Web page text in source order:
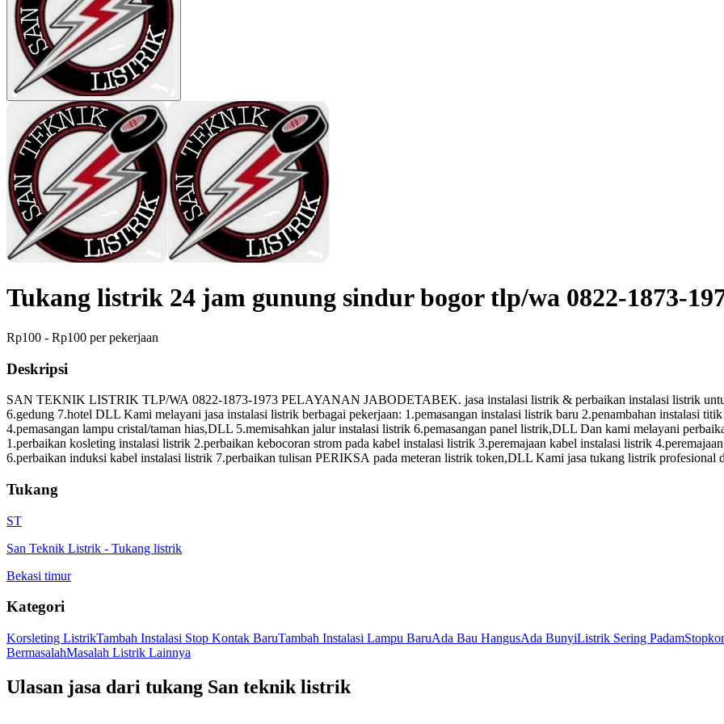
Tukang listrik 24 jam gunung sindur bogor tlp/wa 0822-1873-
Rp100 - Rp100 per pekerjaan
Deskripsi
SAN TEKNIK LISTRIK TLP/WA 0822-1873-1973 PELAYANAN JABODETABEK. jasa instalasi listrik & perbaikan instalasi listrik
6.gedung 7.hotel DLL Kami melayani jasa instalasi listrik berbagai pekerjaan: 1.pemasangan instalasi listrik baru 2.penambahan instalasi
4.pemasangan lampu cristal/taman hias,DLL 5.memisahkan jalur instalasi listrik 6.pemasangan panel listrik,DLL Dan kami melayani
1.perbaikan kosleting instalasi listrik 2.perbaikan kebocoran strom pada kabel instalasi listrik 3.peremajaan kabel instalasi listrik
6.perbaikan induksi kabel instalasi listrik 7.perbaikan tulisan PERIKSA pada meteran listrik token,DLL Kami jasa tukang listrik profesional
Tukang
ST
San Teknik Listrik - Tukang listrik
Bekasi timur
Kategori
Korsleting ListrikTambah Instalasi Stop Kontak BaruTambah Instalasi Lampu BaruAda Bau HangusAda BunyiListrik Sering Padam
BermasalahMasalah Listrik Lainnya
Ulasan jasa dari tukang San teknik listrik